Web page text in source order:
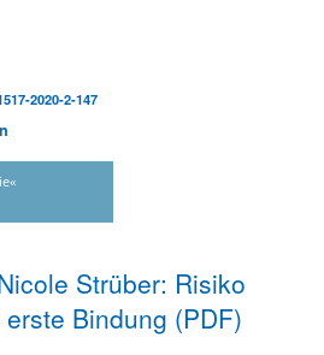
2020-2-147
Strüber: Risiko
Bindung (PDF)